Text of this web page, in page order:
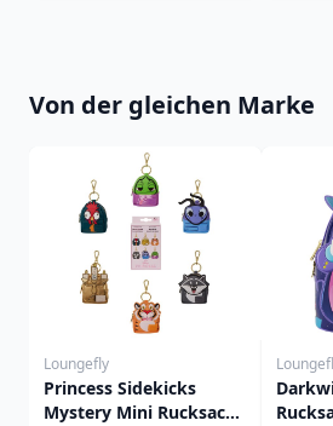
Von der gleichen Marke
Loungefly
Princess Sidekicks
Mystery Mini Rucksack